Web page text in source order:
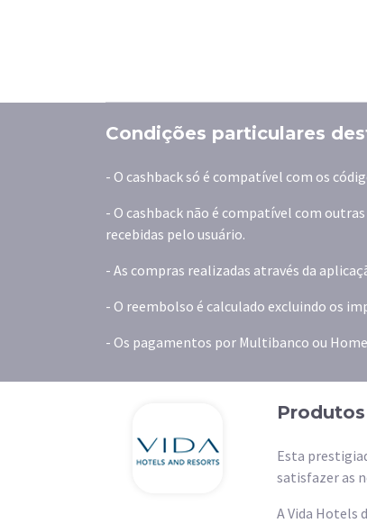
Condições particulares
- O cashback só é compatível com os
- O cashback não é compatível com
recebidas pelo usuário.
- As compras realizadas através da
- O reembolso é calculado excluindo os
- Os pagamentos por Multibanco ou
Esta
satisfazer as
A Vida Hotels